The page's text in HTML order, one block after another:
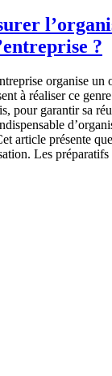
?
organise un
à réaliser ce
pour garantir sa
article présente
Les